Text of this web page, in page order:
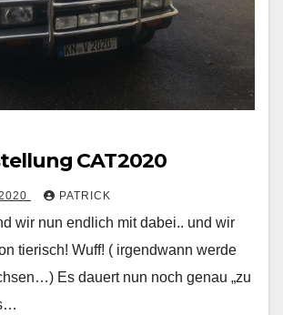
CAT2020
PATRICK
wir nun endlich mit dabei.. und wir
tierisch! Wuff! ( irgendwann werde
Es dauert nun noch genau „zu